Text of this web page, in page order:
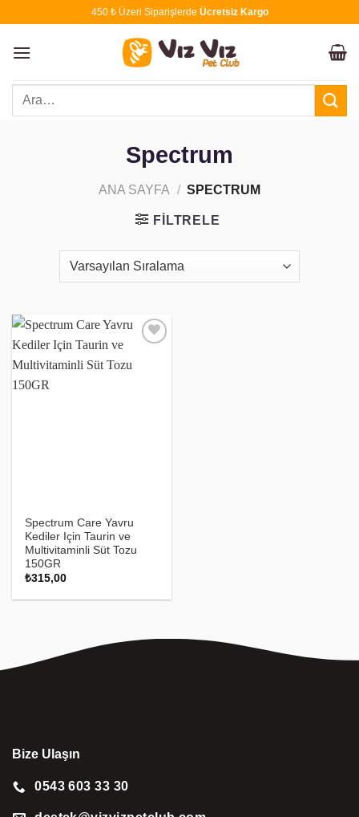
450 ₺ Üzeri Siparişlerde Ücretsiz Kargo
Ara:
Spectrum
ANA SAYFA / SPECTRUM
FILTRELE
Spectrum Care Yavru
Kediler Için Taurin ve
Multivitaminli Süt Tozu
150GR
₺315,00
Bize Ulaşın
0543 603 33 30